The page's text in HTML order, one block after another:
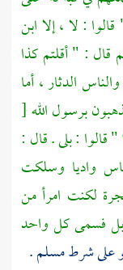
: لا ، إلا ابن
: " أقلتم كذا
الدثار ، أما
برسول الله[
قالوا : بلى . قال :
واديا وسلكت
لكنت امرأ من
فسمى كل واحد
على شرطمسلم.